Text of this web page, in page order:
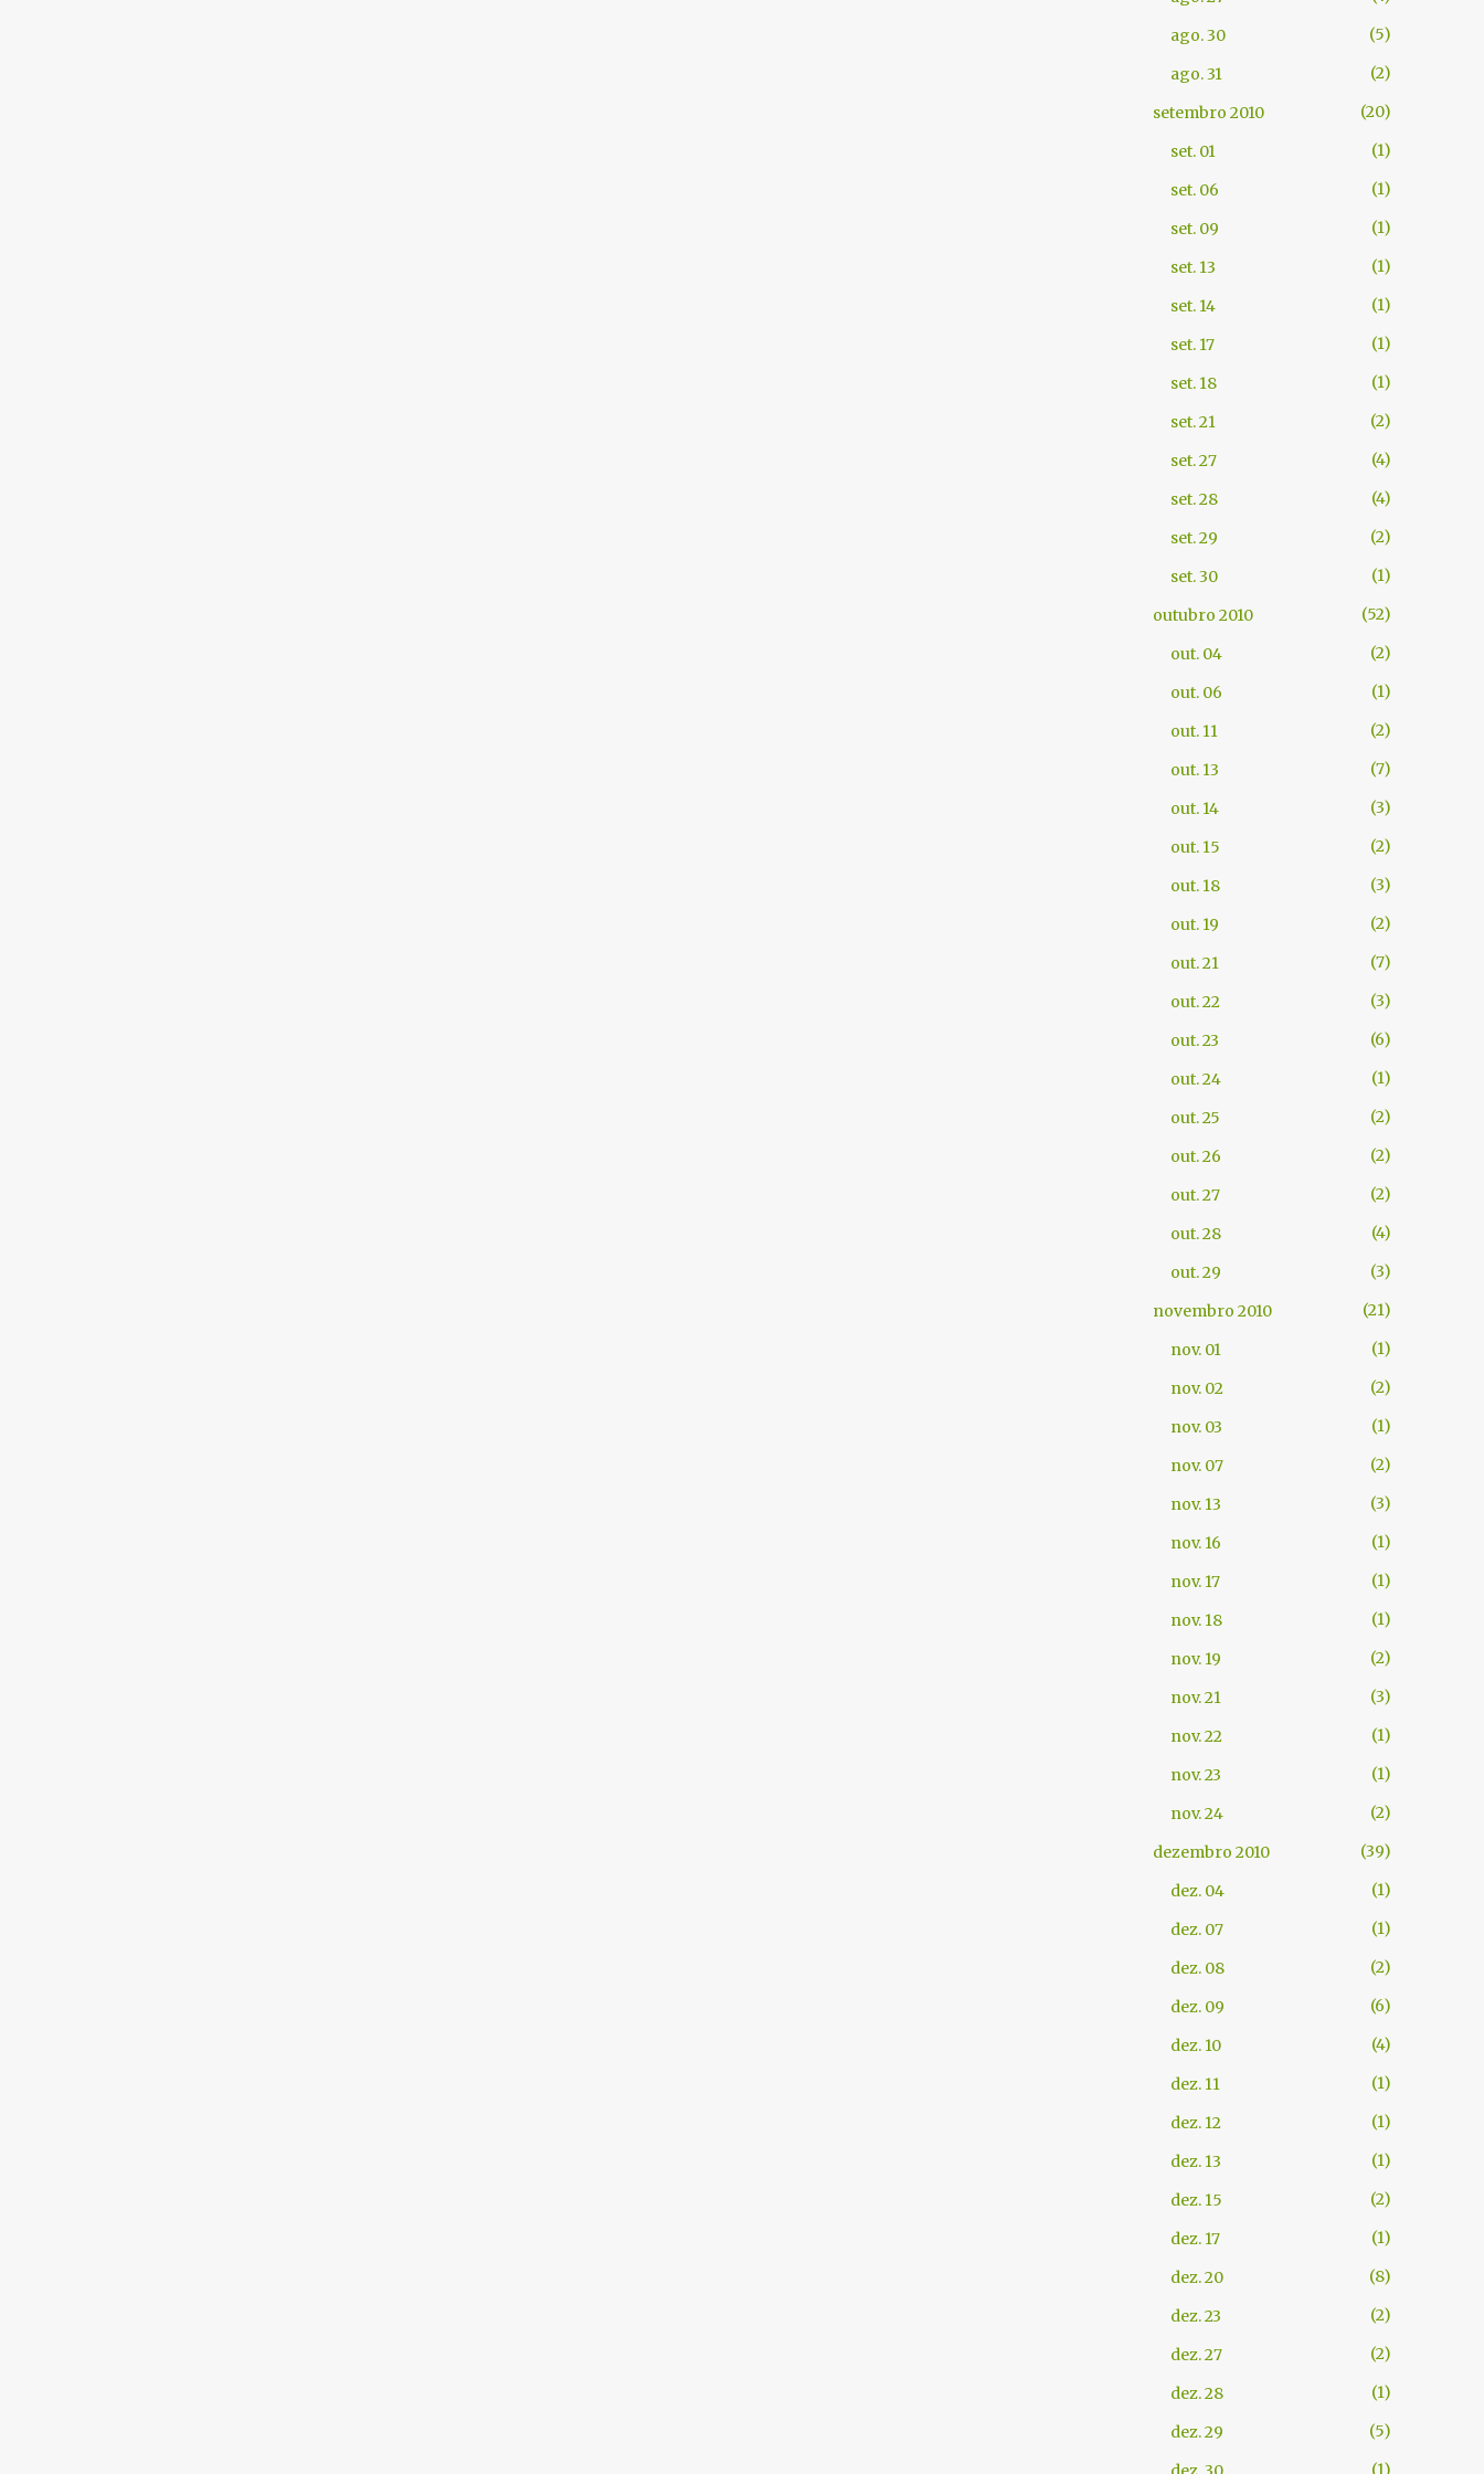
ago. 30
5
ago. 31
2
setembro 2010
20
set. 01
1
set. 06
1
set. 09
1
set. 13
1
set. 14
1
set. 17
1
set. 18
1
set. 21
2
set. 27
4
set. 28
4
set. 29
2
set. 30
1
outubro 2010
52
out. 04
2
out. 06
1
out. 11
2
out. 13
7
out. 14
3
out. 15
2
out. 18
3
out. 19
2
out. 21
7
out. 22
3
out. 23
6
out. 24
1
out. 25
2
out. 26
2
out. 27
2
out. 28
4
out. 29
3
novembro 2010
21
nov. 01
1
nov. 02
2
nov. 03
1
nov. 07
2
nov. 13
3
nov. 16
1
nov. 17
1
nov. 18
1
nov. 19
2
nov. 21
3
nov. 22
1
nov. 23
1
nov. 24
2
dezembro 2010
39
dez. 04
1
dez. 07
1
dez. 08
2
dez. 09
6
dez. 10
4
dez. 11
1
dez. 12
1
dez. 13
1
dez. 15
2
dez. 17
1
dez. 20
8
dez. 23
2
dez. 27
2
dez. 28
1
dez. 29
5
1